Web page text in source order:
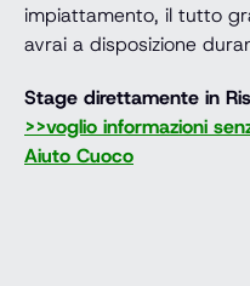
impiattamento, il tutto
avrai a disposizione
Stage direttamente in
>>voglio informazioni
Aiuto Cuoco